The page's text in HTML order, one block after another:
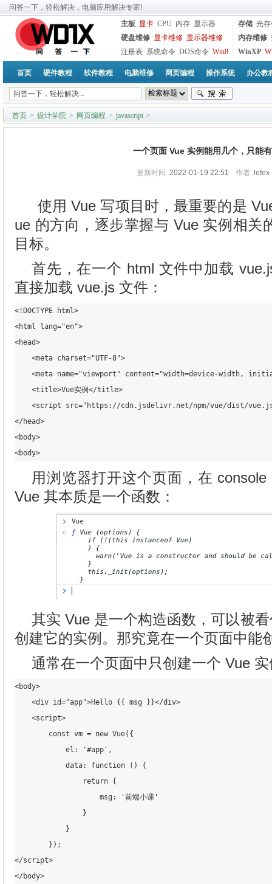
问答一下，轻松解决，电脑应用解决专家!
主板 显卡 CPU 内存 显示器
硬盘维修 显卡维修 显示器维修
注册表 系统命令 DOS命令 Win8
存储 光
内存维修
WinXP
首页 硬件教程 软件教程 电脑维修 网页编程 操作系统 办公教
首页 > 设计学院 > 网页编程 > javascript >
一个页面 Vue 实例能用几个，只能
更新时间: 2022-01-19 22:51 作者: lefex
使用 Vue 写项目时，最重要的是
ue 的方向，逐步掌握与 Vue 实例相关
目标。
首先，在一个 html 文件中加载
直接加载 vue.js 文件：
<!DOCTYPE html>
<html lang="en">
<head>
    <meta charset="UTF-8">
<meta name="viewport" content="width=device-width,
    <title>Vue实例</title>
<script src="https://cdn.jsdelivr.net/npm/vue/dist/
</head>
<body>
用浏览器打开这个页面，在
Vue 其本质是一个函数：
其实 Vue 是一个构造函数，可以被
创建它的实例。那究竟在一个页面中能
通常在一个页面中只创建一个 Vue
<body>
    <div id="app">Hello {
{ msg }}</div>
    <script>
        const vm = new Vue({
            el: '#app',
            data: function () {
                return {
                    msg: '前端小课'
                }
            }
        });
</script>